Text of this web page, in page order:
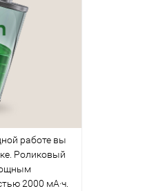
работе вы
Роликовый
2000 мА·ч.